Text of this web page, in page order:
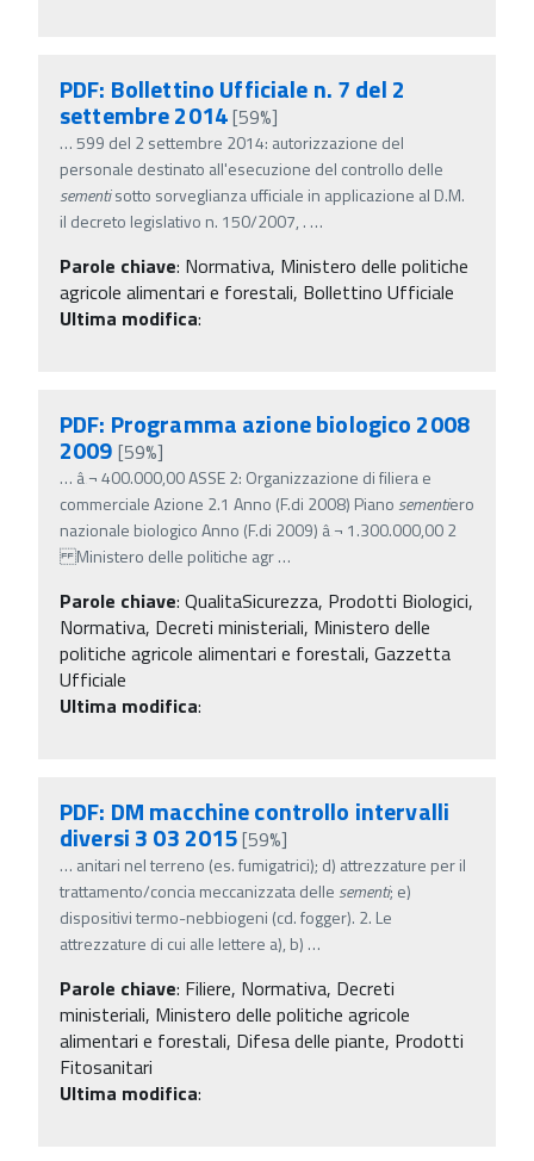
PDF: Bollettino Ufficiale n. 7 del 2
settembre 2014[59%]
…599 del 2 settembre 2014: autorizzazione del
personale destinato all'esecuzione del controllo delle
sementisotto sorveglianza ufficiale in applicazione al D.M.
il decreto legislativo n. 150/2007, . …
Parole chiave: Normativa, Ministero delle politiche
agricole alimentari e forestali, Bollettino Ufficiale
Ultima modifica:
PDF: Programma azione biologico 2008
2009 [59%]
… â‚¬ 400.000,00 ASSE 2: Organizzazione di filiera e
commerciale Azione 2.1 Anno (F.di 2008) Piano sementiero
nazionale biologico Anno (F.di 2009) â‚¬ 1.300.000,00 2
Ministero delle politiche agr…
Parole chiave: QualitaSicurezza, Prodotti Biologici,
Normativa, Decreti ministeriali, Ministero delle
politiche agricole alimentari e forestali, Gazzetta
Ufficiale
Ultima modifica:
PDF: DM macchine controllo intervalli
diversi 3 03 2015[59%]
… anitari nel terreno (es. fumigatrici); d) attrezzature per il
trattamento/concia meccanizzata delle sementi; e)
dispositivi termo-nebbiogeni (cd. fogger). 2. Le
attrezzature di cui alle lettere a), b) …
Parole chiave: Filiere, Normativa, Decreti
ministeriali, Ministero delle politiche agricole
alimentari e forestali, Difesa delle piante, Prodotti
Fitosanitari
Ultima modifica: